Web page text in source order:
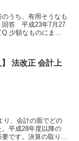
うち、有用そうなも
回答 平成23年7月27
少額なものにま
】 法改正 会計上
り、会計の面でどの
平成28年度以降の
です。決算の取り扱